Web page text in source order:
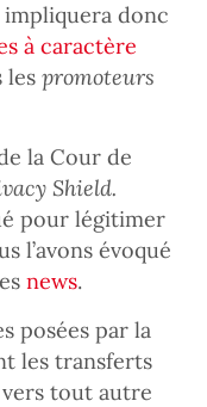
impliquera donc
à caractère
les promoteurs
la Cour de
Shield.
pour légitimer
l’avons évoqué
news.
posées par la
les transferts
vers tout autre